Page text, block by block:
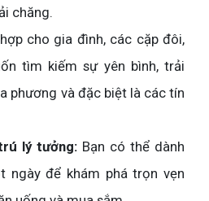
chăng.
cho gia đình, các cặp đôi,
tìm kiếm sự yên bình, trải
phương và đặc biệt là các tín
lý tưởng: Bạn có thể dành
ngày để khám phá trọn vẹn